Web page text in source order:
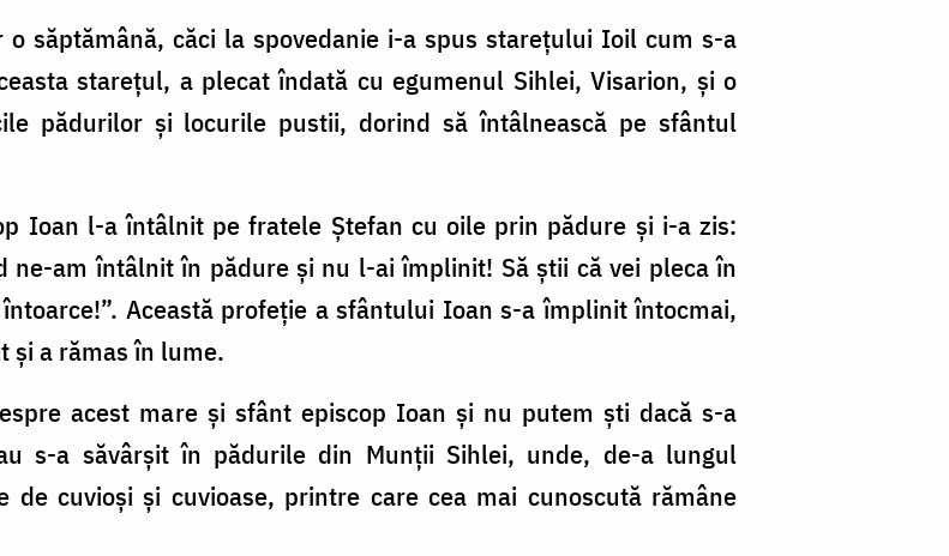
săptămână, căci la spovedanie i-a spus stareţului Ioil cum s-a
stareţul, a plecat îndată cu egumenul Sihlei, Visarion, şi o
pădurilor şi locurile pustii, dorind să întâlnească pe sfântul
Ioan l-a întâlnit pe fratele Ştefan cu oile prin pădure şi i-a zis:
ne-am întâlnit în pădure şi nu l-ai împlinit! Să ştii că vei pleca în
Această profeţie a sfântului Ioan s-a împlinit întocmai,
şi a rămas în lume.
acest mare şi sfânt episcop Ioan şi nu putem şti dacă s-a
s-a săvârşit în pădurile din Munţii Sihlei, unde, de-a lungul
cuvioşi şi cuvioase, printre care cea mai cunoscută rămâne